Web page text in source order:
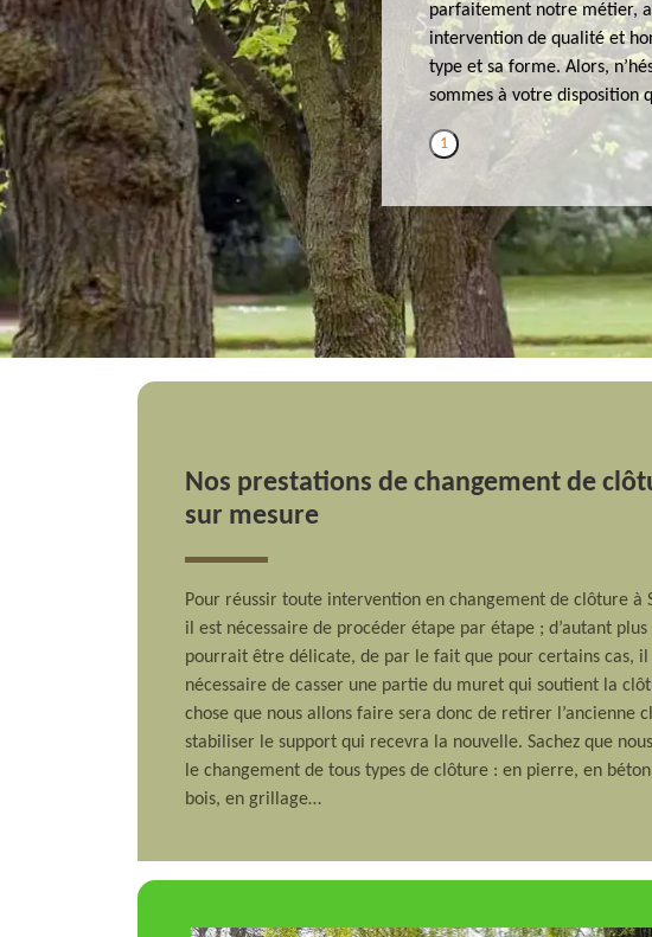
parfaitement notre métier,
intervention de qualité et
type et sa forme. Alors,
sommes à votre disposition
1
Nos prestations de changement de
sur mesure
Pour réussir toute intervention en changement de clôture à
il est nécessaire de procéder étape par étape ; d’autant plus
pourrait être délicate, de par le fait que pour certains cas, il
nécessaire de casser une partie du muret qui soutient la
chose que nous allons faire sera donc de retirer l’ancienne
stabiliser le support qui recevra la nouvelle. Sachez que
le changement de tous types de clôture : en pierre, en
bois, en grillage…